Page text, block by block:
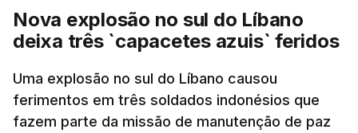
Nova explosão no sul do Líbano
deixa três `capacetes azuis` feridos
Uma explosão no sul do Líbano causou
ferimentos em três soldados indonésios que
fazem parte da missão de manutenção de paz